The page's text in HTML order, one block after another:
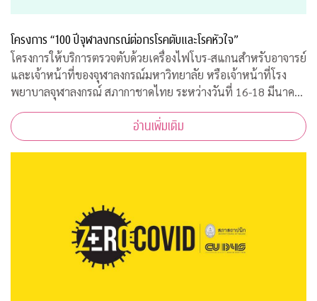
โครงการ “100 ปีจุฬาลงกรณ์ต่อกรโรคตับและโรคหัวใจ”
โครงการให้บริการตรวจตับด้วยเครื่องไฟโบร-สแกนสำหรับอาจารย์
และเจ้าหน้าที่ของจุฬาลงกรณ์มหาวิทยาลัย หรือเจ้าหน้าที่โรง
พยาบาลจุฬาลงกรณ์ สภากาชาดไทย ระหว่างวันที่ 16-18 มีนาคม
2563 เวลา 08.00-15.00 ณ ฝ่ายธนาคารเลือด ชั้น 3B อาคารภูมิสิ
ริมังคลานุสรณ์ รพ.จุฬาลงกรอ่านเพิ่มเติม